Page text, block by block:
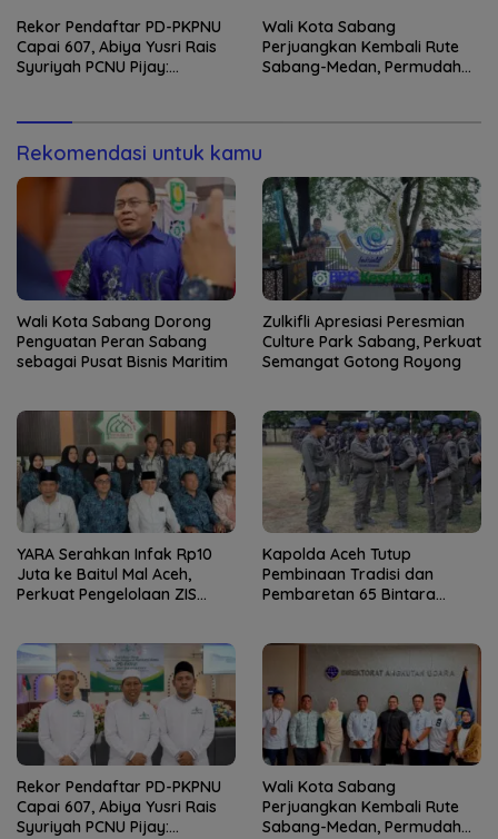
Rekor Pendaftar PD-PKPNU
Capai 607, Abiya Yusri Rais
Syuriyah PCNU Pijay:
Wali Kota Sabang
Perjuangkan Kembali Rute
Sabang-Medan, Permudah
Rekomendasi untuk kamu
Wali Kota Sabang Dorong
Penguatan Peran Sabang
sebagai Pusat Bisnis Maritim
Zulkifli Apresiasi Peresmian
Culture Park Sabang, Perkuat
Semangat Gotong Royong
YARA Serahkan Infak Rp10
Juta ke Baitul Mal Aceh,
Perkuat Pengelolaan ZIS
Kapolda Aceh Tutup
Pembinaan Tradisi dan
Pembaretan 65 Bintara
Rekor Pendaftar PD-PKPNU
Capai 607, Abiya Yusri Rais
Syuriyah PCNU Pijay:
Wali Kota Sabang
Perjuangkan Kembali Rute
Sabang-Medan, Permudah